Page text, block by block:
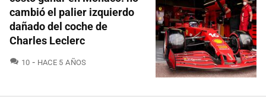
cambió el palier izquierdo
dañado del coche de
Charles Leclerc
10 COMENTARIOS
HACE 5 AÑOS